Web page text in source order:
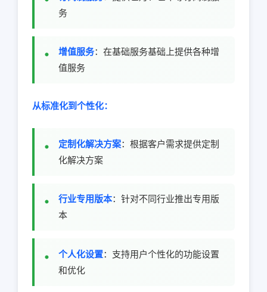
务
增值服务：在基础服务基础上提供各种增
值服务
从标准化到个性化：
定制化解决方案：根据客户需求提供定制
化解决方案
行业专用版本：针对不同行业推出专用版
本
个人化设置：支持用户个性化的功能设置
和优化